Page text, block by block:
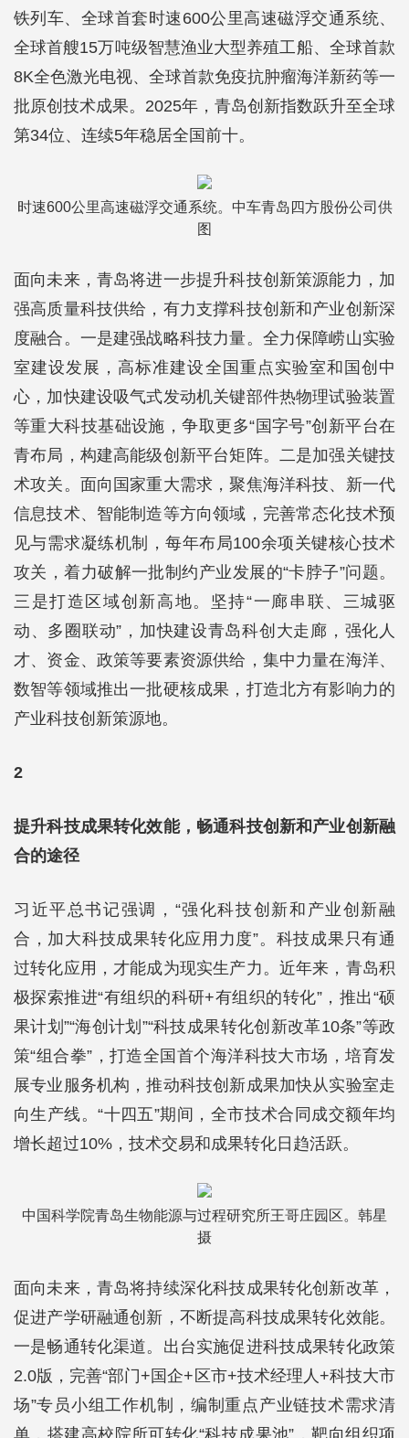
铁列车、全球首套时速600公里高速磁浮交通系统、
全球首艘15万吨级智慧渔业大型养殖工船、全球首款
8K全色激光电视、全球首款免疫抗肿瘤海洋新药等一
批原创技术成果。2025年，青岛创新指数跃升至全球
第34位、连续5年稳居全国前十。
时速600公里高速磁浮交通系统。中车青岛四方股份公司供
图
面向未来，青岛将进一步提升科技创新策源能力，加
强高质量科技供给，有力支撑科技创新和产业创新深
度融合。一是建强战略科技力量。全力保障崂山实验
室建设发展，高标准建设全国重点实验室和国创中
心，加快建设吸气式发动机关键部件热物理试验装置
等重大科技基础设施，争取更多“国字号”创新平台在
青布局，构建高能级创新平台矩阵。二是加强关键技
术攻关。面向国家重大需求，聚焦海洋科技、新一代
信息技术、智能制造等方向领域，完善常态化技术预
见与需求凝练机制，每年布局100余项关键核心技术
攻关，着力破解一批制约产业发展的“卡脖子”问题。
三是打造区域创新高地。坚持“一廊串联、三城驱
动、多圈联动”，加快建设青岛科创大走廊，强化人
才、资金、政策等要素资源供给，集中力量在海洋、
数智等领域推出一批硬核成果，打造北方有影响力的
产业科技创新策源地。
2
提升科技成果转化效能，畅通科技创新和产业创新融
合的途径
习近平总书记强调，“强化科技创新和产业创新融
合，加大科技成果转化应用力度”。科技成果只有通
过转化应用，才能成为现实生产力。近年来，青岛积
极探索推进“有组织的科研+有组织的转化”，推出“硕
果计划”“海创计划”“科技成果转化创新改革10条”等政
策“组合拳”，打造全国首个海洋科技大市场，培育发
展专业服务机构，推动科技创新成果加快从实验室走
向生产线。“十四五”期间，全市技术合同成交额年均
增长超过10%，技术交易和成果转化日趋活跃。
中国科学院青岛生物能源与过程研究所王哥庄园区。韩星
摄
面向未来，青岛将持续深化科技成果转化创新改革，
促进产学研融通创新，不断提高科技成果转化效能。
一是畅通转化渠道。出台实施促进科技成果转化政策
2.0版，完善“部门+国企+区市+技术经理人+科技大市
场”专员小组工作机制，编制重点产业链技术需求清
单，搭建高校院所可转化“科技成果池”，靶向组织项